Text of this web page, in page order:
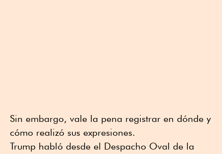
Sin embargo, vale la pena registrar en dónde y
cómo realizó sus expresiones.
Trump habló desde el Despacho Oval de la